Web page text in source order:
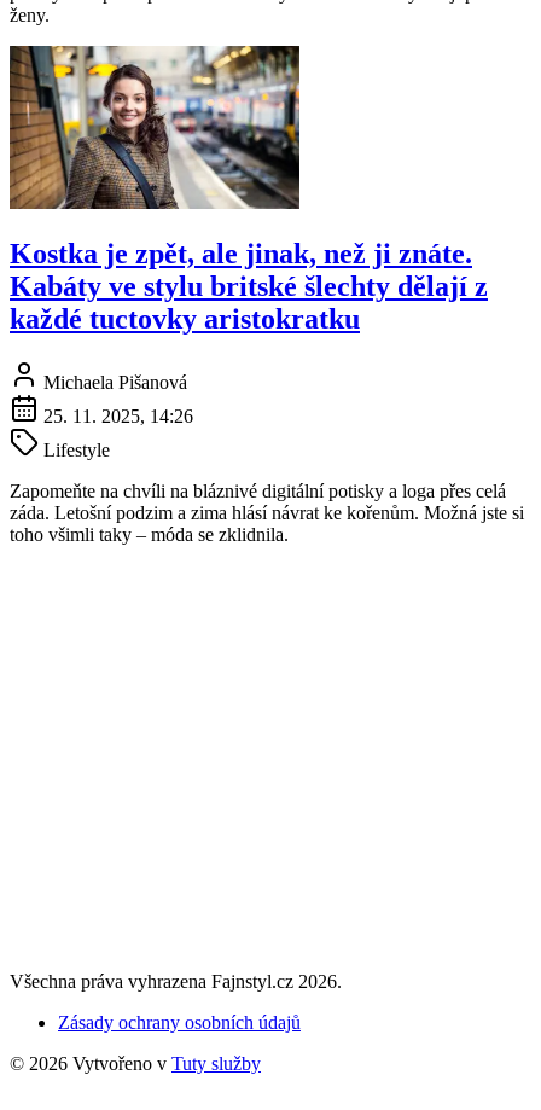
ženy.
Kostka je zpět, ale jinak, než ji znáte.
Kabáty ve stylu britské šlechty dělají z
každé tuctovky aristokratku
Michaela Pišanová
25. 11. 2025, 14:26
Lifestyle
Zapomeňte na chvíli na bláznivé digitální potisky a loga přes celá
záda. Letošní podzim a zima hlásí návrat ke kořenům. Možná jste si
toho všimli taky – móda se zklidnila.
Všechna práva vyhrazena Fajnstyl.cz 2026.
Zásady ochrany osobních údajů
© 2026 Vytvořeno v Tuty služby